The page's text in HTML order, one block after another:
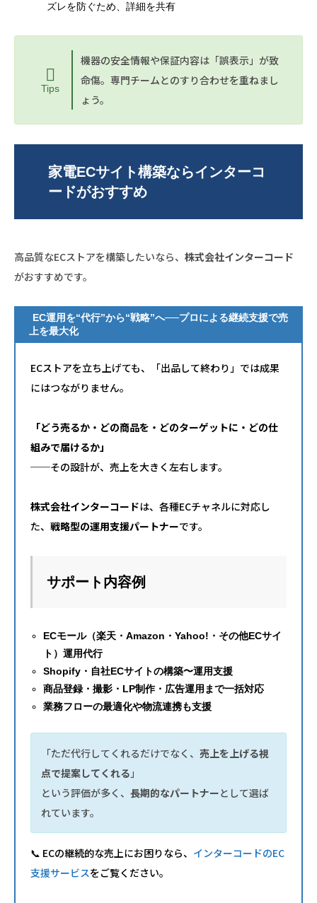
ズレを防ぐため、詳細を共有
Tips
機器の安全情報や保証内容は「誤表示」が致
命傷。専門チームとのすり合わせを重ねまし
ょう。
家電ECサイト構築ならインターコ
ードがおすすめ
高品質なECストアを構築したいなら、 株式会社インターコード
がおすすめです。
EC運用を“代行”から“戦略”へ──プロによる継続支援で売
上を最大化
ECストアを立ち上げても、「出品して終わり」では成果
にはつながりません。
「どう売るか・どの商品を・どのターゲットに・どの仕
組みで届けるか」
──その設計が、売上を大きく左右します。
株式会社インターコードは、各種ECチャネルに対応し
た、 戦略型の運用支援パートナーです。
サポート内容例
ECモール（楽天・Amazon・Yahoo!・その他ECサイ
ト）運用代行
Shopify・自社ECサイトの構築〜運用支援
商品登録・撮影・LP制作・広告運用まで一括対応
業務フローの最適化や物流連携も支援
「ただ代行してくれるだけでなく、 売上を上げる視
点で提案してくれる」
という評価が多く、 長期的なパートナーとして選ば
れています。
📞 ECの継続的な売上にお困りなら、 インターコードのEC
支援サービスをご覧ください。